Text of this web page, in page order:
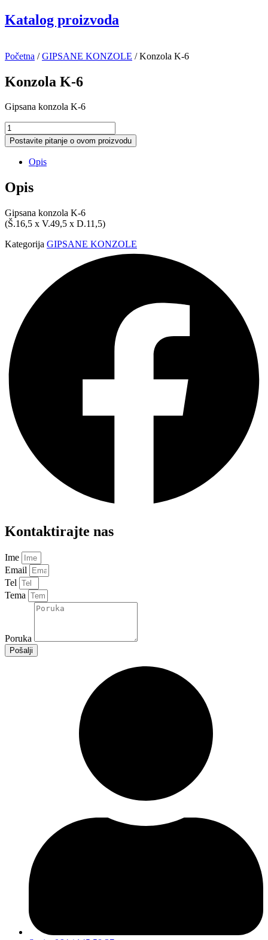
Katalog proizvoda
Početna /GIPSANE KONZOLE / Konzola K-6
Konzola K-6
Gipsana konzola K-6
Konzola
K-
6
količina
Postavite pitanje o ovom proizvodu
Opis
Opis
Gipsana konzola K-6
(Š.16,5 x V.49,5 x D.11,5)
Kategorija GIPSANE KONZOLE
Kontaktirajte nas
Ime
Email
Tel
Tema
Poruka
Pošalji